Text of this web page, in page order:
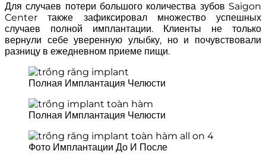
Для случаев потери большого количества зубов Saigon
Center также зафиксировал множество успешных
случаев полной имплантации. Клиенты не только
вернули себе уверенную улыбку, но и почувствовали
разницу в ежедневном приеме пищи.
Полная Имплантация Челюсти
Полная Имплантация Челюсти
Фото Имплантации До И После